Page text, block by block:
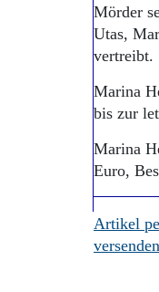
Mörder
Utas,
vertreibt.
Marina
bis zur
Marina
Euro,
Artikel
versenden